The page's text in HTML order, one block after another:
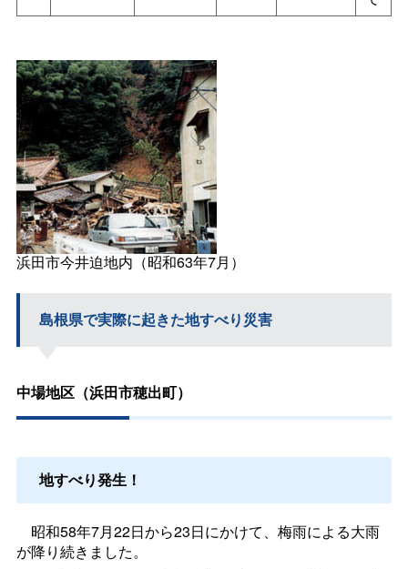
浜田市今井迫地内（昭和63年7月）
島根県で実際に起きた地すべり災害
中場地区（浜田市穂出町）
地すべり発生！
昭和58年7月22日から23日にかけて、梅雨による大雨
が降り続きました。